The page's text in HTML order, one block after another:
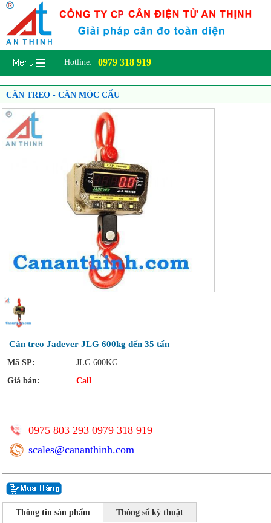
Hotline: 0979 318 919
CÂN TREO - CÂN MÓC CẨU
Cân treo Jadever JLG 600kg đến 35 tấn
Mã SP:
JLG 600KG
Giá bán:
Call
0975 803 293 0979 318 919
scales@cananthinh.com
Thông tin sản phẩm Thông số kỹ thuật